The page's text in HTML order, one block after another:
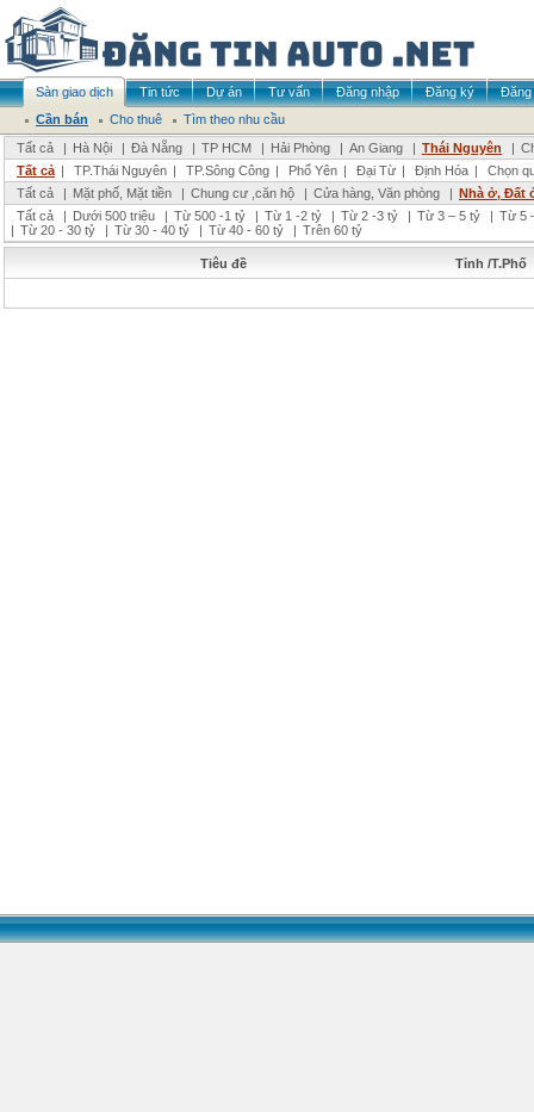
Sàn giao dịch Tin tức Dự án Tư vấn Đăng nhập Đăng ký
Đăng
Cần bán
Cho thuê
Tìm theo nhu cầu
Tất cả
| Hà Nội | Đà Nẵng | TP HCM | Hải Phòng | An Giang | Thái Nguyên |
Tất cả | TP.Thái Nguyên | TP.Sông Công | Phổ Yên | Đại Từ | Định Hóa |
Chọn
Tất cả
| Mặt phố, Mặt tiền | Chung cư ,căn hộ | Cửa hàng, Văn phòng | Nhà ở, Đất
Tất cả
| Dưới 500 triệu | Từ 500 -1 tỷ | Từ 1 -2 tỷ | Từ 2 -3 tỷ | Từ 3 – 5 tỷ | Từ 5
| Từ 20 - 30 tỷ | Từ 30 - 40 tỷ | Từ 40 - 60 tỷ | Trên 60 tỷ
Tiêu đề Tỉnh /T.Phố